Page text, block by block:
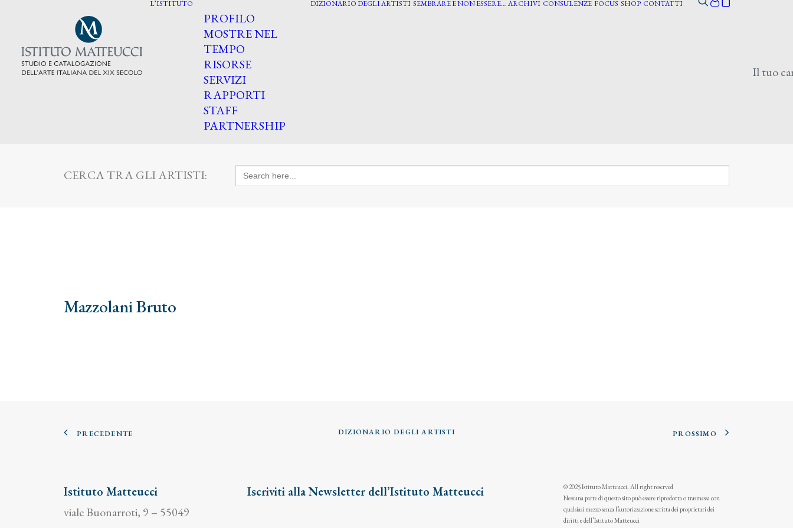
L’ISTITUTO
PROFILO
MOSTRE NEL
TEMPO
RISORSE
SERVIZI
RAPPORTI
STAFF
PARTNERSHIP
DIZIONARIO DEGLI ARTISTI SEMBRARE E NON ESSERE… ARCHIVI CONSULENZE FOCUS SHOP CONTATTI
Il tuo
CERCA TRA GLI ARTISTI: Search
for:
Mazzolani Bruto
PRECEDENTE DIZIONARIO DEGLI ARTISTI PROSSIMO
Istituto Matteucci
viale Buonarroti, 9 – 55049
Iscriviti alla Newsletter dell’Istituto Matteucci
© 2025 Istituto Matteucci. All right reserved
Nessuna parte di questo sito può essere riprodotta o trasmessa con
qualsiasi mezzo senza l’autorizzazione scritta dei proprietari dei
diritti e dell’Istituto Matteucci